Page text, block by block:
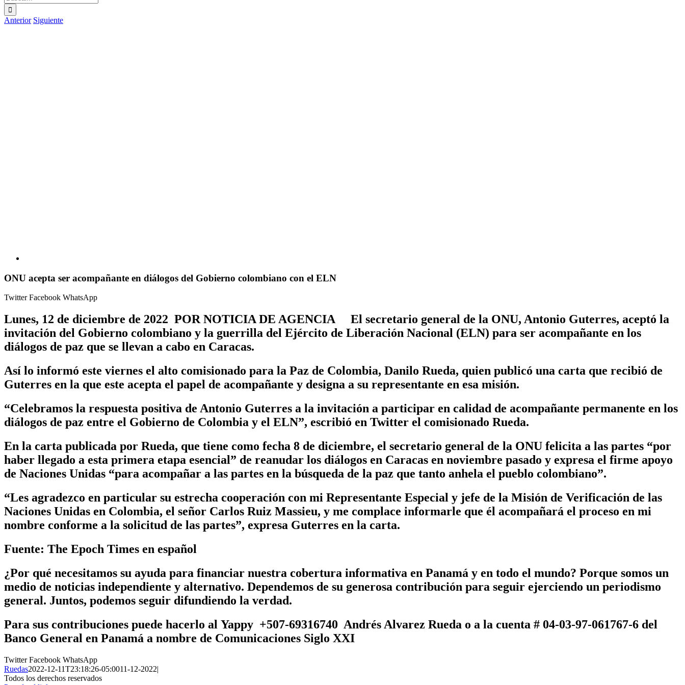
Anterior Siguiente
ONU acepta ser acompañante en diálogos del Gobierno colombiano con el ELN
TwitterFacebook WhatsApp
Lunes, 12 de diciembre de 2022 POR NOTICIA DE AGENCIA El secretario general de la ONU, Antonio Guterres, aceptó la
invitación del Gobierno colombiano y la guerrilla del Ejército de Liberación Nacional (ELN) para ser acompañante en los
diálogos de paz que se llevan a cabo en Caracas.
Así lo informó este viernes el alto comisionado para la Paz de Colombia, Danilo Rueda, quien publicó una carta que recibió de
Guterres en la que este acepta el papel de acompañante y designa a su representante en esa misión.
“Celebramos la respuesta positiva de Antonio Guterres a la invitación a participar en calidad de acompañante permanente en los
diálogos de paz entre el Gobierno de Colombia y el ELN”, escribió en Twitter el comisionado Rueda.
En la carta publicada por Rueda, que tiene como fecha 8 de diciembre, el secretario general de la ONU felicita a las partes “por
haber llegado a esta primera etapa esencial” de reanudar los diálogos en Caracas en noviembre pasado y expresa el firme apoyo
de Naciones Unidas “para acompañar a las partes en la búsqueda de la paz que tanto anhela el pueblo colombiano”.
“Les agradezco en particular su estrecha cooperación con mi Representante Especial y jefe de la Misión de Verificación de las
Naciones Unidas en Colombia, el señor Carlos Ruiz Massieu, y me complace informarle que él acompañará el proceso en mi
nombre conforme a la solicitud de las partes”, expresa Guterres en la carta.
Fuente: The Epoch Times en español
¿Por qué necesitamos su ayuda para financiar nuestra cobertura informativa en Panamá y en todo el mundo? Porque somos un
medio de noticias independiente y alternativo. Dependemos de su generosa contribución para seguir ejerciendo un periodismo
general. Juntos, podemos seguir difundiendo la verdad.
Para sus contribuciones puede hacerlo al Yappy +507-69316740 Andrés Alvarez Rueda o a la cuenta # 04-03-97-061767-6 del
Banco General en Panamá a nombre de Comunicaciones Siglo XXI
TwitterFacebook WhatsApp
Ruedas2022-12-11T23:18:26-05:0011-12-2022|
Todos los derechos reservados